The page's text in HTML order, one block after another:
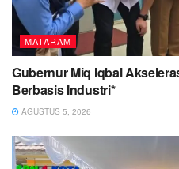
MATARAM
Gubernur Miq Iqbal
Berbasis Industri*
AGUSTUS 5, 2026